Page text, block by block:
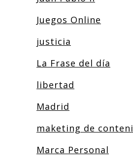
Juegos Online
justicia
La Frase del día
libertad
Madrid
maketing de
Marca Personal